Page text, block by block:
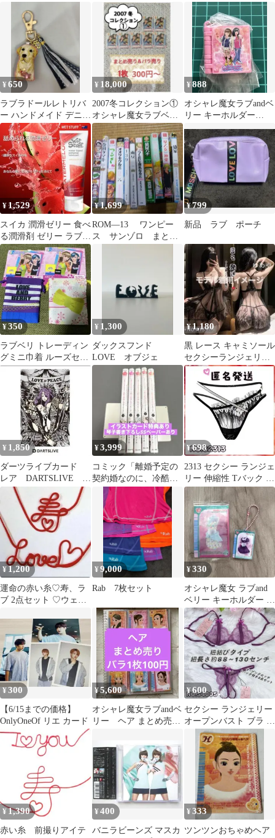
ン 刺繍
ーズ ボウル 2個 未
使用品
¥650
ラブラドールレトリバ
ー ハンドメイド デニム
風タッセル キーホルダ
ー 肉球付き
¥ 18,000
2007冬コレクション①
オシャレ魔女ラブベリ
ーカード
¥888
オシャレ魔女ラブandベ
リー キーホルダー
¥1,529
スイカ 潤滑ゼリー 食べ
る潤滑剤 ゼリー ラブ
グッズ ゼリー 水溶性ジ
ェル 低
¥1,699
ROM―13 ワンピー
ス サンゾロ まと
¥799
新品 ラブ ポーチ
¥350
ラブベリ トレーディン
グミニ巾着 ルーズセー
ター るんるんフラワ
¥ 1,300
ダックスフンド
LOVE オブジェ
¥1,180
黒 レース キャミソール
セクシーランジェリー
シースルードレス オー
プンバスト
¥ 1,850
ダーツライブカード
レア DARTSLIVE
LOVE&PEACE【a7】
¥3,999
コミック「離婚予定の
契約婚なのに、冷酷公
爵様に執着されていま
す」全巻セット
¥698
2313 セクシー ランジェ
リー 伸縮性 Tバック パ
ンティー 可愛い 黒パン
ツ
¥1,200
運命の赤い糸♡寿、ラ
ブ 2点セット ♡ウェデ
針金アート
¥9,000
Rab 7枚セット
¥330
オシャレ魔女 ラブand
ベリー キーホルダー ホ
ログラムカード
¥300
【6/15までの価格】
OnlyOneOf リエ カード
¥5,600
オシャレ魔女ラブandベ
リー ヘア まとめ売り
¥600
セクシー ランジェリー
オープンバスト ブラ オ
ープンクロッチ ショー
ツ 紐 紫
¥1,390
赤い糸 前撮りアイテ
¥400
バニラビーンズ マスカ
¥333
ツンツンおちゃめヘア